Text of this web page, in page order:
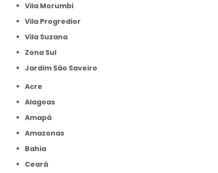
Vila Morumbi
Vila Progredior
Vila Suzana
Zona Sul
jardim São Saveiro
Acre
Alagoas
Amapá
Amazonas
Bahia
Ceará